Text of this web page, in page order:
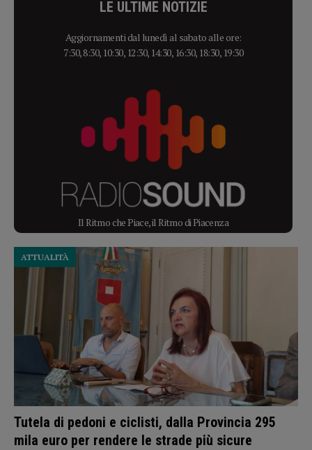
LE ULTIME NOTIZIE
Aggiornamenti dal lunedì al sabato alle ore:
7:30, 8:30, 10:30, 12:30, 14:30, 16:30, 18:30, 19:30
Il Ritmo che Piace, il Ritmo di Piacenza
Tutela di pedoni e ciclisti, dalla Provincia 295
mila euro per rendere le strade più sicure
ATTUALITÀ